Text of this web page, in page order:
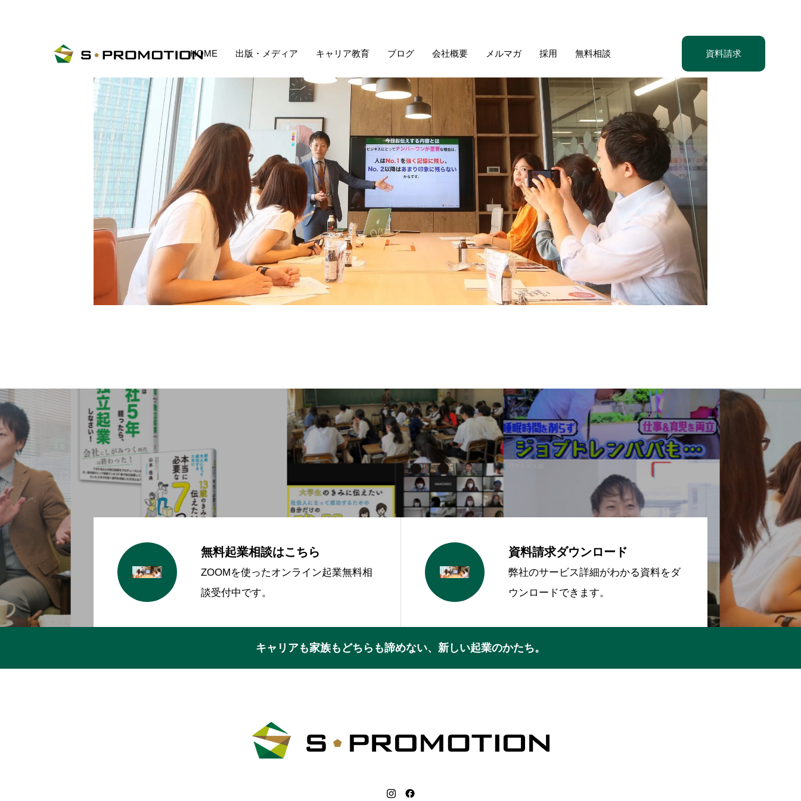
HOME 出版・メディア キャリア教育 ブログ 会社概要 メルマガ 採用 無料相談 資料請求
無料起業相談はこちら
ZOOMを使ったオンライン起業無料相
談受付中です。
資料請求ダウンロード
弊社のサービス詳細がわかる資料をダ
ウンロードできます。
キャリアも家族もどちらも諦めない、新しい起業のかたち。